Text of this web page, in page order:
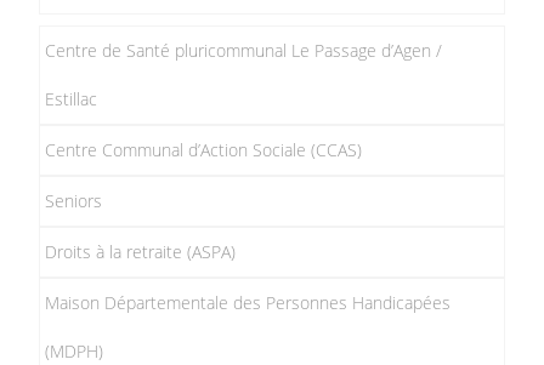
Centre de Santé pluricommunal Le Passage d’Agen /
Estillac
Centre Communal d’Action Sociale (CCAS)
Seniors
Droits à la retraite (ASPA)
Maison Départementale des Personnes Handicapées
(MDPH)